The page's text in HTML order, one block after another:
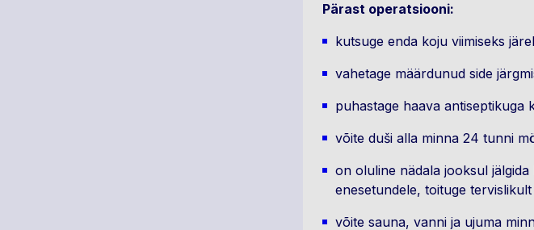
Pärast operatsiooni:
kutsuge enda koju viimiseks
vahetage määrdunud side
puhastage haava antiseptikuga
võite duši alla minna 24 tunni
on oluline nädala jooksul
enesetundele, toituge
võite sauna, vanni ja ujuma